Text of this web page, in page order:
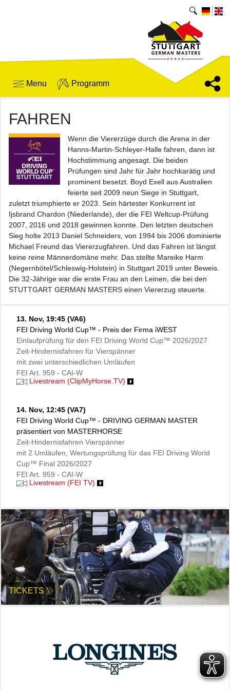
Menu Programm
FAHREN
Wenn die Viererzüge durch die Arena in der
Hanns-Martin-Schleyer-Halle fahren, dann ist
Hochstimmung angesagt. Die beiden
Prüfungen sind Jahr für Jahr hochkarätig und
prominent besetzt. Boyd Exell aus Australien
feierte seit 2009 neun Siege in Stuttgart,
zuletzt triumphierte er 2023. Sein härtester Konkurrent ist
Ijsbrand Chardon (Niederlande), der die FEI Weltcup-Prüfung
2007, 2016 und 2018 gewinnen konnte. Den letzten deutschen
Sieg holte 2013 Daniel Schneiders, von 1994 bis 2006 dominierte
Michael Freund das Viererzugfahren. Und das Fahren ist längst
keine reine Männerdomäne mehr. Das stellte Mareike Harm
(Negernbötel/Schleswig-Holstein) in Stuttgart 2019 unter Beweis.
Die 32-Jährige war die erste Frau an den Leinen, die bei den
STUTTGART GERMAN MASTERS einen Viererzug steuerte.
13. Nov, 19:45 (VA6)
FEI Driving World Cup™ - Preis der Firma iWEST
Einlaufprüfung für den FEI Driving World Cup™ 2026/2027
Zeit-Hindernisfahren für Vierspänner
mit zwei unterschiedlichen Umläufen
FEI Art. 959 - CAI-W
Livestream (ClipMyHorse.TV)
14. Nov, 12:45 (VA7)
FEI Driving World Cup™ - DRIVING GERMAN MASTER
präsentiert von MASTERHORSE
Zeit-Hindernisfahren Vierspänner
mit 2 Umläufen, Wertungsprüfung für das FEI Driving World
Cup™ Final 2026/2027
FEI Art. 959 - CAI-W
Livestream (FEI TV)
TICKETS